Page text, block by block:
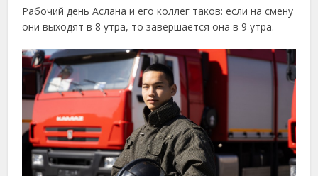
Рабочий день Аслана и его коллег таков: если на смену
они выходят в 8 утра, то завершается она в 9 утра.